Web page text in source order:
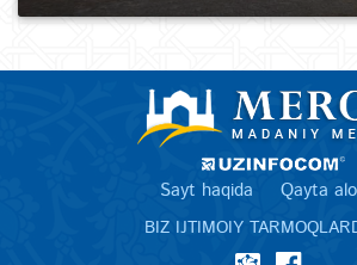
Sayt haqida Qayta
BIZ IJTIMOIY